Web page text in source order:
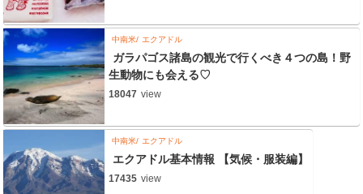
中南米 エクアドル
ガラパゴス諸島の観光で行くべき４つの島！野
生動物にも会える♡
18047 view
中南米 エクアドル
エクアドル基本情報 【気候・服装編】
17435 view